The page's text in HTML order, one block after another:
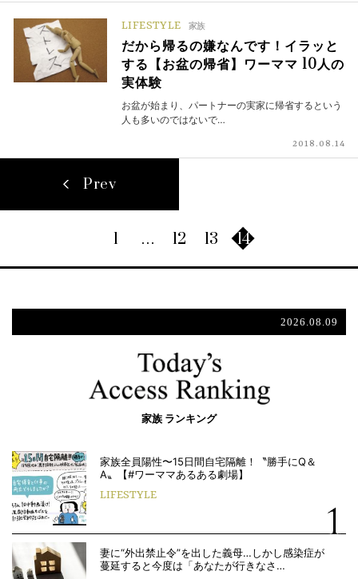
LIFESTYLE 家族
だから帰るの嫌なんです！イラッと
する【お盆の帰省】ワーママ 10人の
実体験
お盆が始まり、パートナーの実家に帰省するという
人も多いのではないで…
2018.08.14
Prev
1 … 12 13 14
2026.08.09
家族 ランキング
家族全員陽性〜15日間自宅隔離！〝勝手にQ＆
A〟【#ワーママあるある劇場】
LIFESTYLE
妻に“外出禁止令”を出した義母…しかし感染症が
蔓延すると今度は「あなたが行きなさ…